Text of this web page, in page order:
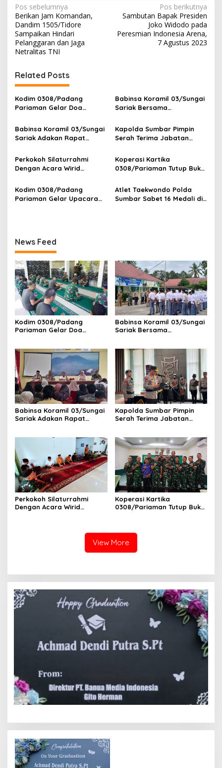
N
a
v
i
a
s
i
o
Pos sebelumnya
Berikan Jam Komandan,
Dandim 1505/Tidore
Sampaikan Hindari
Pelanggaran dan Jaga
Netralitas TNI
Pos berikutnya
Sambutan Bapak Presiden
Joko Widodo pada
Peresmian Indonesia Arena,
7 Agustus 2023
Related Posts
Kodim 0308/Padang
Pariaman Gelar Doa
Kodam XX/Tuanku Imam
Bonjol
Babinsa Koramil 03/Sungai
Sariak Bersama
VII Koto Melaksanakan
Seleksi Calon Anggota
Patamuan
Babinsa Koramil 03/Sungai
Sariak Adakan Rapat
RI Ke-81 Kantor Camat VII
Koto Patamuan
Kapolda Sumbar Pimpin
Serah Terima Jabatan
Kapolres Jajaran
Perkokoh Silaturrahmi
Dengan Acara Wirid
Masyarakat, Danramil
/Babinsa Koramil
Koperasi Kartika
0308/Pariaman Tutup Buku
Makodim
Kodim 0308/Padang
Pariaman Gelar Upacara
Atlet Taekwondo Polda
Sumbar Sabet 16 Medali di
News Feed
Kodim 0308/Padang
Pariaman Gelar Doa
Bonjol
Babinsa Koramil 03/Sungai
Sariak Bersama
Seleksi Calon Anggota
Paskibra Tingkat
Kecamatan VII Koto
Patamuan
Babinsa Koramil 03/Sungai
Sariak Adakan Rapat
Kapolda Sumbar Pimpin
Serah Terima Jabatan
Perkokoh Silaturrahmi
Dengan Acara Wirid
Koperasi Kartika
0308/Pariaman Tutup Buku
View More